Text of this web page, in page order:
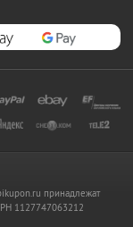
принадлежат
1127747063212